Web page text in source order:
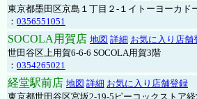
東京都墨田区京島１丁目２-１イトーヨーカド
： 0356551051
SOCOLA用賀店 地図 詳細 お気に入り店舗
世田谷区上用賀6-6-6 SOCOLA用賀3階
： 0354265021
経堂駅前店 地図 詳細 お気に入り店舗登録
東京都世田谷区宮坂2-19-5ピーコックストア